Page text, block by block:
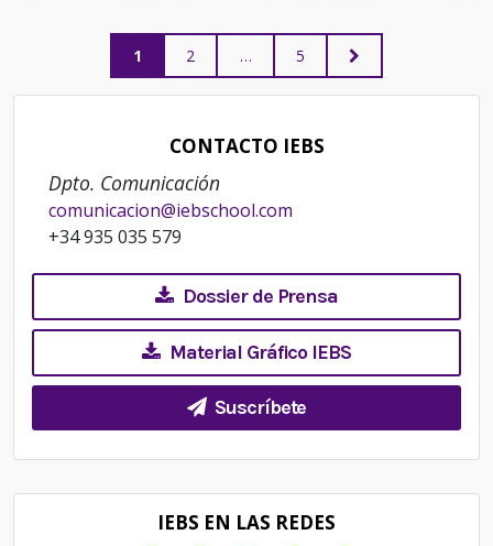
Paginación
de
entradas
PAGE
1 PAGE
2 … PAGE
5
NEXT
PAGE
CONTACTO IEBS
Dpto. Comunicación
comunicacion@iebschool.com
+34 935 035 579
Dossier de Prensa
Material Gráfico IEBS
Suscríbete
IEBS EN LAS REDES